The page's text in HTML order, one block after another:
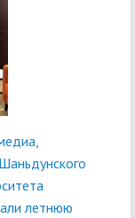
летнюю